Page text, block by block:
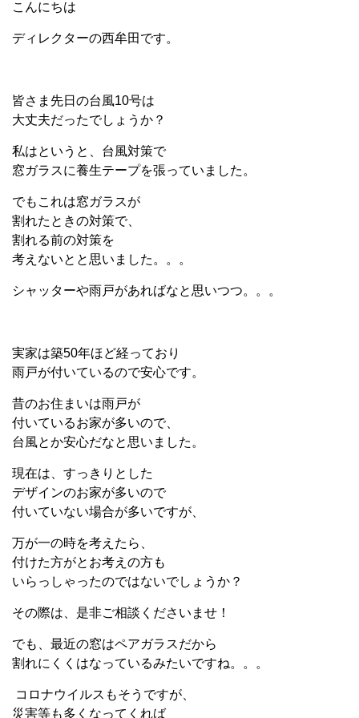
こんにちは
ディレクターの西牟田です。
皆さま先日の台風10号は
大丈夫だったでしょうか？
私はというと、台風対策で
窓ガラスに養生テープを張っていました。
でもこれは窓ガラスが
割れたときの対策で、
割れる前の対策を
考えないとと思いました。。。
シャッターや雨戸があればなと思いつつ。。。
実家は築50年ほど経っており
雨戸が付いているので安心です。
昔のお住まいは雨戸が
付いているお家が多いので、
台風とか安心だなと思いました。
現在は、すっきりとした
デザインのお家が多いので
付いていない場合が多いですが、
万が一の時を考えたら、
付けた方がとお考えの方も
いらっしゃったのではないでしょうか？
その際は、是非ご相談くださいませ！
でも、最近の窓はペアガラスだから
割れにくくはなっているみたいですね。。。
コロナウイルスもそうですが、
災害等も多くなってくれば